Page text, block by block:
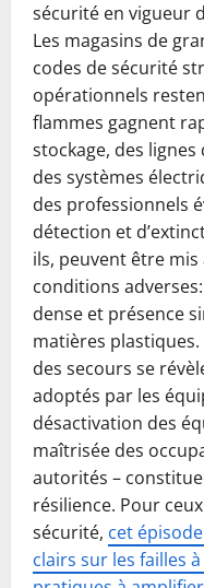
sécurité en vigueur
Les magasins de
codes de sécurité
opérationnels
flammes gagnent
stockage, des
des systèmes
des professionnels
détection et
ils, peuvent être
conditions
dense et présence
matières plastiques.
des secours se
adoptés par les
désactivation des
maîtrisée des
autorités –
résilience. Pour
sécurité, cet
clairs sur les failles